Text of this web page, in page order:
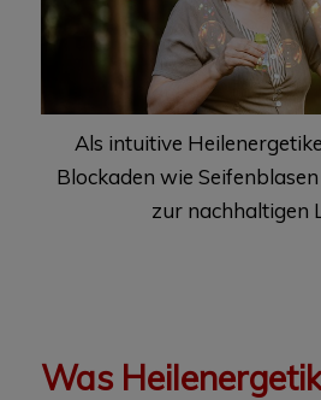
Als intuitive
Blockaden wie
zur nachhaltigen
Was